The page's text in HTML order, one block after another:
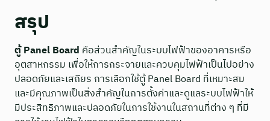
สรุป
ตู้ Panel Board คือส่วนสำคัญในระบบไฟฟ้าของอาคารหรือ
อุตสาหกรรม เพื่อให้การกระจายและควบคุมไฟฟ้าเป็นไปอย่าง
ปลอดภัยและเสถียร การเลือกใช้ตู้ Panel Board ที่เหมาะสม
และมีคุณภาพเป็นสิ่งสำคัญในการตั้งค่าและดูแลระบบไฟฟ้าให้
มีประสิทธิภาพและปลอดภัยในการใช้งานในสถานที่ต่าง ๆ ที่มี